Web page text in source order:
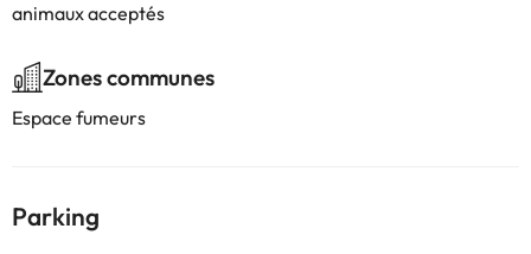
animaux acceptés
Zones communes
Espace fumeurs
Parking